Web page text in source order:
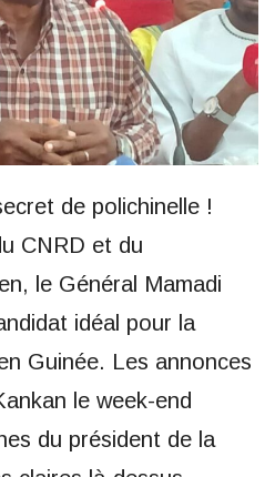
de polichinelle !
CNRD et du
le Général Mamadi
idéal pour la
Guinée. Les annonces
le week-end
du président de la